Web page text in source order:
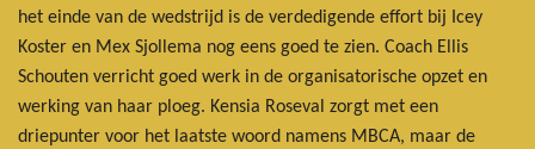
het einde van de wedstrijd is de verdedigende effort bij Icey
Koster en Mex Sjollema nog eens goed te zien. Coach Ellis
Schouten verricht goed werk in de organisatorische opzet en
werking van haar ploeg. Kensia Roseval zorgt met een
driepunter voor het laatste woord namens MBCA, maar de